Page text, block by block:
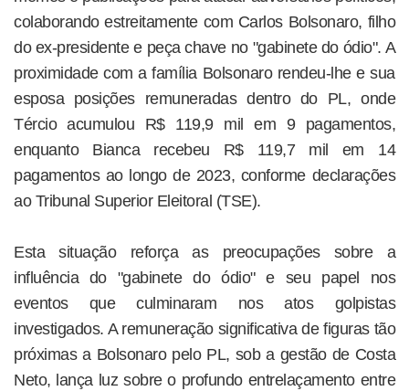
colaborando estreitamente com Carlos Bolsonaro, filho
do ex-presidente e peça chave no "gabinete do ódio". A
proximidade com a família Bolsonaro rendeu-lhe e sua
esposa posições remuneradas dentro do PL, onde
Tércio acumulou R$ 119,9 mil em 9 pagamentos,
enquanto Bianca recebeu R$ 119,7 mil em 14
pagamentos ao longo de 2023, conforme declarações
ao Tribunal Superior Eleitoral (TSE).
Esta situação reforça as preocupações sobre a
influência do "gabinete do ódio" e seu papel nos
eventos que culminaram nos atos golpistas
investigados. A remuneração significativa de figuras tão
próximas a Bolsonaro pelo PL, sob a gestão de Costa
Neto, lança luz sobre o profundo entrelaçamento entre